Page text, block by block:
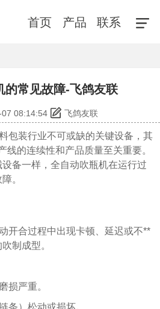
首页 产品 联系
的常见故障-飞鸽友联
08:14:54 飞鸽友联
包装行业不可或缺的关键设备，其
线的连续性和产品质量至关重要。
备一样，全自动吹瓶机在运行过
。
开合过程中出现卡顿、延迟或不**
制成型。
损严重。
条）松动或损坏。